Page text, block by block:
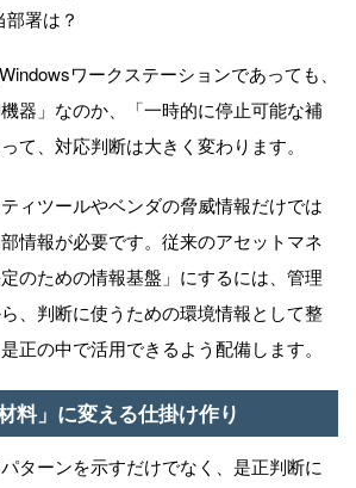
署は？
Windowsワークステーションであっても、
機器」なのか、「⼀時的に停⽌可能な補
て、対応判断は⼤きく変わります。
ィツールやベンダの脅威情報だけでは
情報が必要です。従来のアセットマネ
のための情報基盤」にするには、管理
、判断に使うための環境情報として整
正の中で活⽤できるよう配備します。
料」に変える仕掛け作り
ターンを⽰すだけでなく、是正判断に